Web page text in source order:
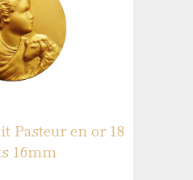
Pasteur en or 18
16mm